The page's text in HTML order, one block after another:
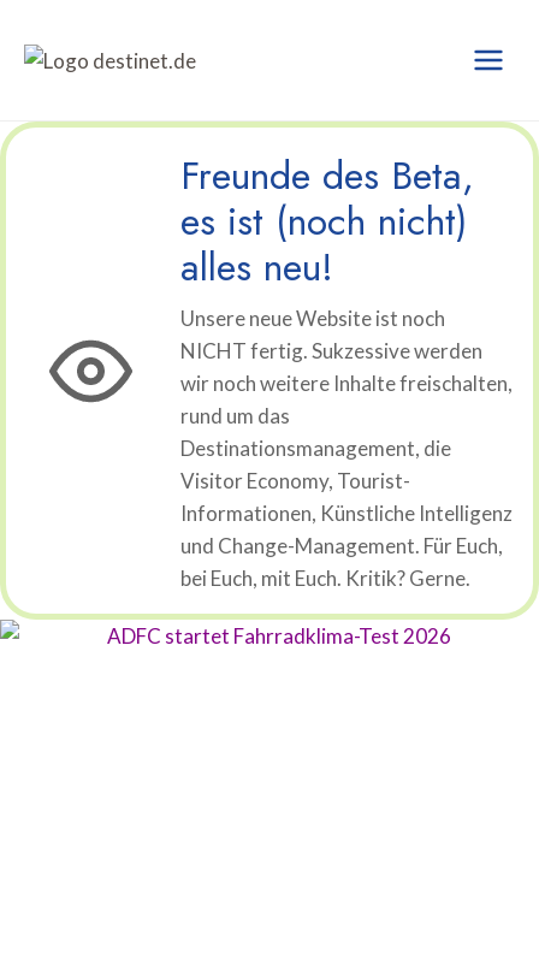
Inhalt
springen
Freunde des Beta,
es ist (noch nicht)
alles neu!
Unsere neue Website ist noch
NICHT fertig. Sukzessive werden
wir noch weitere Inhalte freischalten,
rund um das
Destinationsmanagement, die
Visitor Economy, Tourist-
Informationen, Künstliche Intelligenz
und Change-Management. Für Euch,
bei Euch, mit Euch. Kritik? Gerne.